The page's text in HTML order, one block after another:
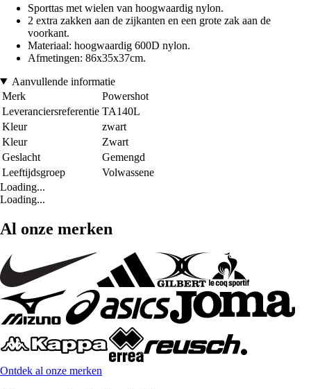
Sporttas met wielen van hoogwaardig nylon.
2 extra zakken aan de zijkanten en een grote zak aan de
voorkant.
Materiaal: hoogwaardig 600D nylon.
Afmetingen: 86x35x37cm.
Aanvullende informatie
Merk
Powershot
Leveranciersreferentie TA140L
Kleur
zwart
Kleur
Zwart
Geslacht
Gemengd
Leeftijdsgroep
Volwassene
Loading...
Loading...
Al onze merken
Ontdek al onze merken